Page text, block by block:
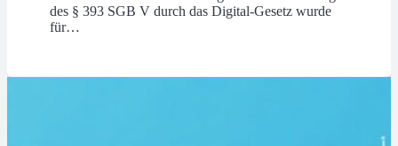
des § 393 SGB V durch das Digital-Gesetz wurde
für…